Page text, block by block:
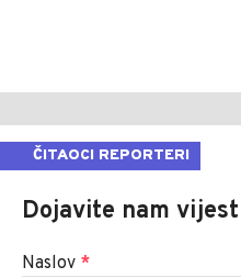
ČITAOCI REPORTERI
Dojavite nam vijest
Naslov *